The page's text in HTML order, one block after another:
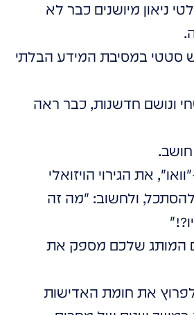
ניאון מיושנים כבר לא
סטטי במסיבת המידע הבלתי
ונושם חדשנות, כבר ראה
את הגירוי הויזואלי
להסתכל, ולחשוב: "מה זה
המותג שלכם מספק את
את חומת האדישות